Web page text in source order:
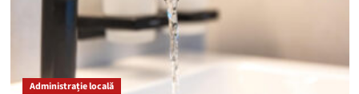
Administrație locală